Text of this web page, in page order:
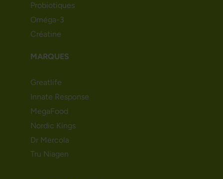
Probiotiques
Oméga-3
Créatine
MARQUES
Greatlife
Innate Response
MegaFood
Nordic Kings
Dr Mercola
Tru Niagen